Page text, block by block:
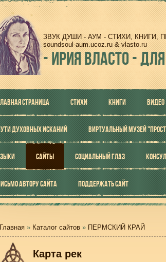
ЗВУК ДУШИ - АУМ - СТИХИ,
soundsoul-aum.ucoz.ru & vlasto.ru
-ИРИЯ ВЛАСТО -
СТРАНИЦА СТИХИ КНИГИ ВИДЕО
ДУХОВНЫХ ИСКАНИЙ ВИРТУАЛЬНЫЙ МУЗЕЙ
САЙТЫ СОЦИАЛЬНЫЙ ГЛАЗ
АВТОРУ САЙТА ПОДДЕРЖАТЬ САЙТ
Главная » Каталог сайтов » ПЕРМСКИЙ КРАЙ
Карта рек